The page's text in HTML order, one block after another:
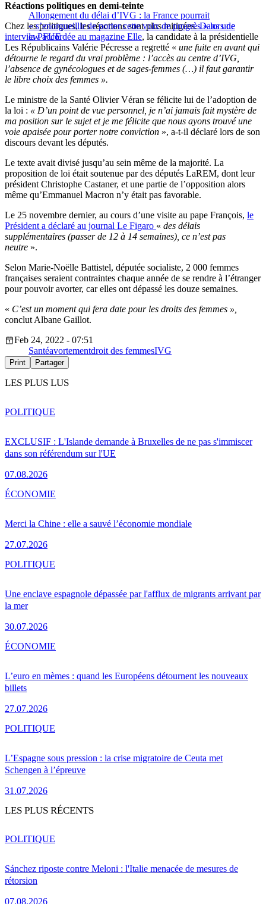
Allongement du délai d’IVG : la France pourrait
« s’enorgueillir de porter cette voix de progrès » lors de
la PFUE
Réactions politiques en demi-teinte
Chez les politiques, les réactions sont plus mitigées.Dans une
interview accordée au magazine Elle, la candidate à la présidentielle
Les Républicains Valérie Pécresse a regretté « une fuite en avant qui
détourne le regard du vrai problème : l’accès au centre d’IVG,
l’absence de gynécologues et de sages-femmes (…) il faut garantir
le libre choix des femmes ».
Le ministre de la Santé Olivier Véran se félicite lui de l’adoption de
la loi : « D’un point de vue personnel, je n’ai jamais fait mystère de
ma position sur le sujet et je me félicite que nous ayons trouvé une
voie apaisée pour porter notre conviction », a-t-il déclaré lors de son
discours devant les députés.
Le texte avait divisé jusqu’au sein même de la majorité. La
proposition de loi était soutenue par des députés LaREM, dont leur
président Christophe Castaner, et une partie de l’opposition alors
même qu’Emmanuel Macron n’y était pas favorable.
Le 25 novembre dernier, au cours d’une visite au pape François, le
Président a déclaré au journal Le Figaro « des délais
supplémentaires (passer de 12 à 14 semaines), ce n’est pas
neutre ».
Selon Marie-Noëlle Battistel, députée socialiste, 2 000 femmes
françaises seraient contraintes chaque année de se rendre à l’étranger
pour pouvoir avorter, car elles ont dépassé les douze semaines.
« C’est un moment qui fera date pour les droits des femmes »,
conclut Albane Gaillot.
Feb 24, 2022 - 07:51
Santéavortementdroit des femmesIVG
Print Partager
LES PLUS LUS
EXCLUSIF : L'Islande demande à Bruxelles de ne pas s'immiscer
dans son référendum sur l'UE
07.08.2026
POLITIQUE
Merci la Chine : elle a sauvé l’économie mondiale
27.07.2026
ÉCONOMIE
Une enclave espagnole dépassée par l'afflux de migrants arrivant par
la mer
30.07.2026
POLITIQUE
L’euro en mèmes : quand les Européens détournent les nouveaux
billets
27.07.2026
ÉCONOMIE
L’Espagne sous pression : la crise migratoire de Ceuta met
Schengen à l’épreuve
31.07.2026
POLITIQUE
LES PLUS RÉCENTS
Sánchez riposte contre Meloni : l'Italie menacée de mesures de
rétorsion
07.08.2026
POLITIQUE